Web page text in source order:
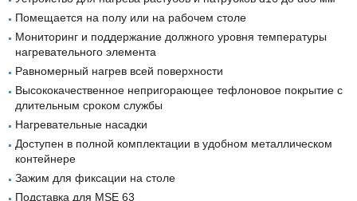
Помещается на полу или на рабочем столе
Мониторинг и поддержание должного уровня температуры
нагревательного элемента
Равномерный нагрев всей поверхности
Высококачественное непригорающее тефлоновое покрытие с
длительным сроком службы
Нагревательные насадки
Доступен в полной комплектации в удобном металлическом
контейнере
Зажим для фиксации на столе
Подставка для MSE 63